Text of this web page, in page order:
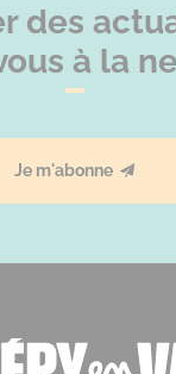
des
à la
Je m'abonne